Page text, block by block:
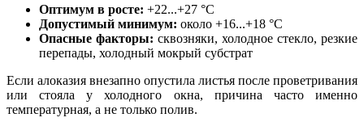
Оптимум в росте: +22...+27 °C
Допустимый минимум: около +16...+18 °C
Опасные факторы: сквозняки, холодное стекло, резкие
перепады, холодный мокрый субстрат
Если алоказия внезапно опустила листья после проветривания
или стояла у холодного окна, причина часто именно
температурная, а не только полив.